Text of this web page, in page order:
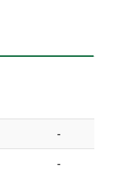
-
-